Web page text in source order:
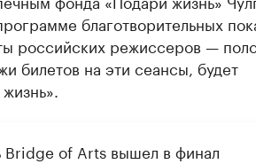
благотворительных
российских режиссеров —
билетов на эти сеансы, будет
Bridge of Arts вышел в финал